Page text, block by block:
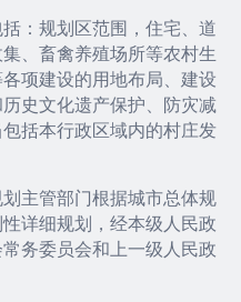
：规划区范围，住宅、道
、畜禽养殖场所等农村生
项建设的用地布局、建设
史文化遗产保护、防灾减
括本行政区域内的村庄发
主管部门根据城市总体规
详细规划，经本级人民政
务委员会和上一级人民政